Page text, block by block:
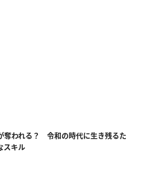
奪われる？ 令和の時代に生き残るた
スキル